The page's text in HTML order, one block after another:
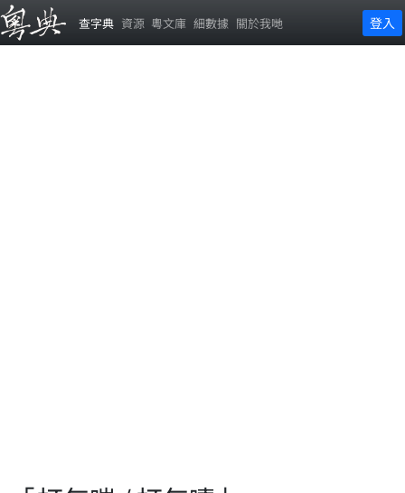
查字典 資源 粵文庫 細數據 關於我哋 登入